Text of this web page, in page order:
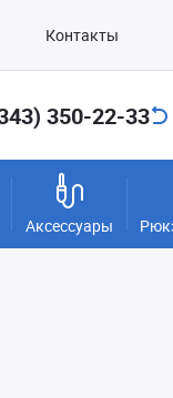
Контакты
350-22-33
Аксессуары